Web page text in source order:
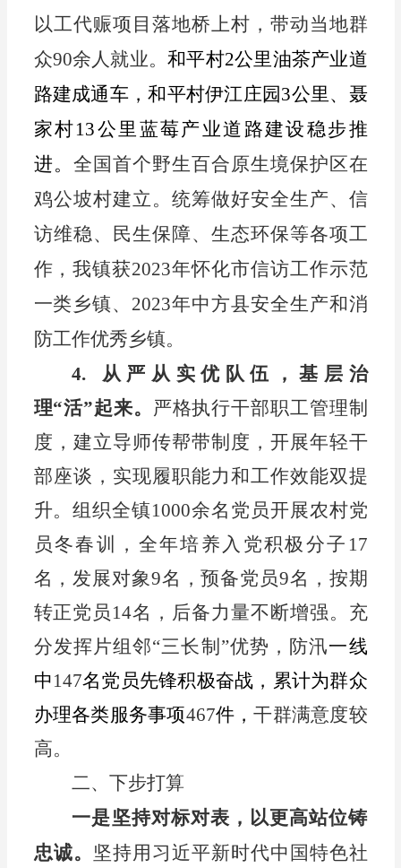
以工代赈项目 落地桥上村，带动当地群
众90余人就业。和平村2公里油茶产业道
路建成通车，和平村伊江庄园3公里、聂
家村13公里蓝莓产业道路建设稳步推
进。 全国首个野生百合原生境保护区在
鸡公坡村建立。 统筹做好安全生产、信
访维稳、民生保障、生态环保等各项工
作，我镇获2023年怀化市信访工作示范
一类乡镇、 2023年中方县安全生产和消
防工作优秀乡镇。
4.
从严从实优队伍，基层治
理“活”起来。 严格执行干部职工管理制
度，建立导师传帮带制度，开展年轻干
部座谈 ，实现履职能力和工作效能双提
升。组织全镇1000余名党员开展农村党
员冬春训
，全年培养入党积极分子 17
名，发展对象9名 ，预备党员9名，按期
转正党员 14名 ，后备力量不断增强。 充
分发挥片组邻“三长制”优势，防汛一线
中147名党员先锋积极奋战，累计为群众
办理各类服务事项467件，干群满意度较
高。
二、下步打算
一是坚持对标对表，以更高站位铸
忠诚。
坚持用习近平新时代中国特色社